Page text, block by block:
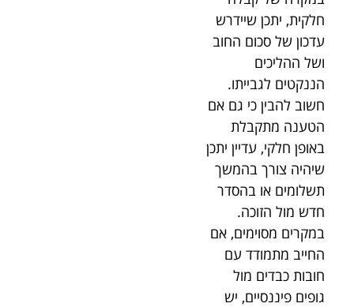
חלקית, יתכן שיידרש
עדכון של סכום החוב
ושל ההליכים
הננקטים לגבייתו.
חשוב להבין כי גם אם
הטענה מתקבלת
באופן חלקי, עדיין יתכן
שיהיה צורך בהמשך
תשלומים או בהסדר
חדש מול הזוכה.
במקרים מסוימים, אם
החייב מתמודד עם
חובות כבדים מול
גופים פיננסיים, יש